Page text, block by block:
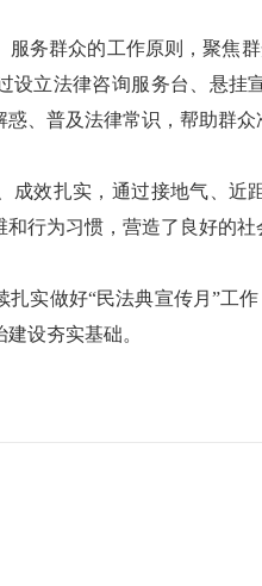
服务群众的工作原则，聚焦
设立法律咨询服务台、悬
、普及法律常识，帮助群
成效扎实，通过接地气、
行为习惯，营造了良好的社
扎实做好“民法典宣传月”工
设夯实基础。